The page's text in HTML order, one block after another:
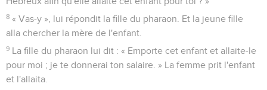
8 « Vas-y », lui répondit la fille du pharaon. Et la jeune fille
alla chercher la mère de l'enfant.
9 La fille du pharaon lui dit : « Emporte cet enfant et allaite-le
pour moi ; je te donnerai ton salaire. » La femme prit l'enfant
et l'allaita.